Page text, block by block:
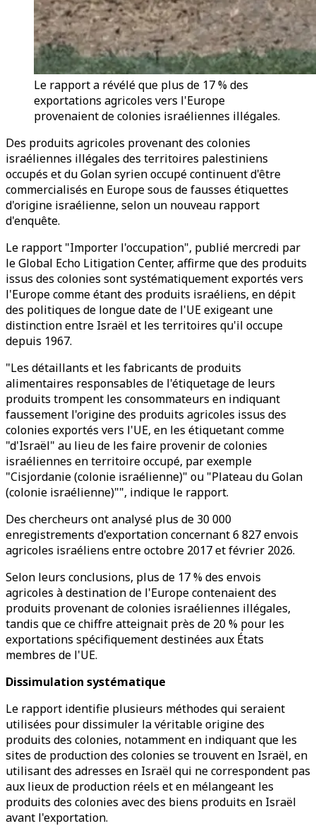
Le rapport a révélé que plus de 17 % des
exportations agricoles vers l'Europe
provenaient de colonies israéliennes illégales.
Des produits agricoles provenant des colonies
israéliennes illégales des territoires palestiniens
occupés et du Golan syrien occupé continuent d'être
commercialisés en Europe sous de fausses étiquettes
d'origine israélienne, selon un nouveau rapport
d'enquête.
Le rapport "Importer l'occupation", publié mercredi par
le Global Echo Litigation Center, affirme que des produits
issus des colonies sont systématiquement exportés vers
l'Europe comme étant des produits israéliens, en dépit
des politiques de longue date de l'UE exigeant une
distinction entre Israël et les territoires qu'il occupe
depuis 1967.
"Les détaillants et les fabricants de produits
alimentaires responsables de l'étiquetage de leurs
produits trompent les consommateurs en indiquant
faussement l'origine des produits agricoles issus des
colonies exportés vers l'UE, en les étiquetant comme
"d'Israël" au lieu de les faire provenir de colonies
israéliennes en territoire occupé, par exemple
"Cisjordanie (colonie israélienne)" ou "Plateau du Golan
(colonie israélienne)"", indique le rapport.
Des chercheurs ont analysé plus de 30 000
enregistrements d'exportation concernant 6 827 envois
agricoles israéliens entre octobre 2017 et février 2026.
Selon leurs conclusions, plus de 17 % des envois
agricoles à destination de l'Europe contenaient des
produits provenant de colonies israéliennes illégales,
tandis que ce chiffre atteignait près de 20 % pour les
exportations spécifiquement destinées aux États
membres de l'UE.
Dissimulation systématique
Le rapport identifie plusieurs méthodes qui seraient
utilisées pour dissimuler la véritable origine des
produits des colonies, notamment en indiquant que les
sites de production des colonies se trouvent en Israël, en
utilisant des adresses en Israël qui ne correspondent pas
aux lieux de production réels et en mélangeant les
produits des colonies avec des biens produits en Israël
avant l'exportation.